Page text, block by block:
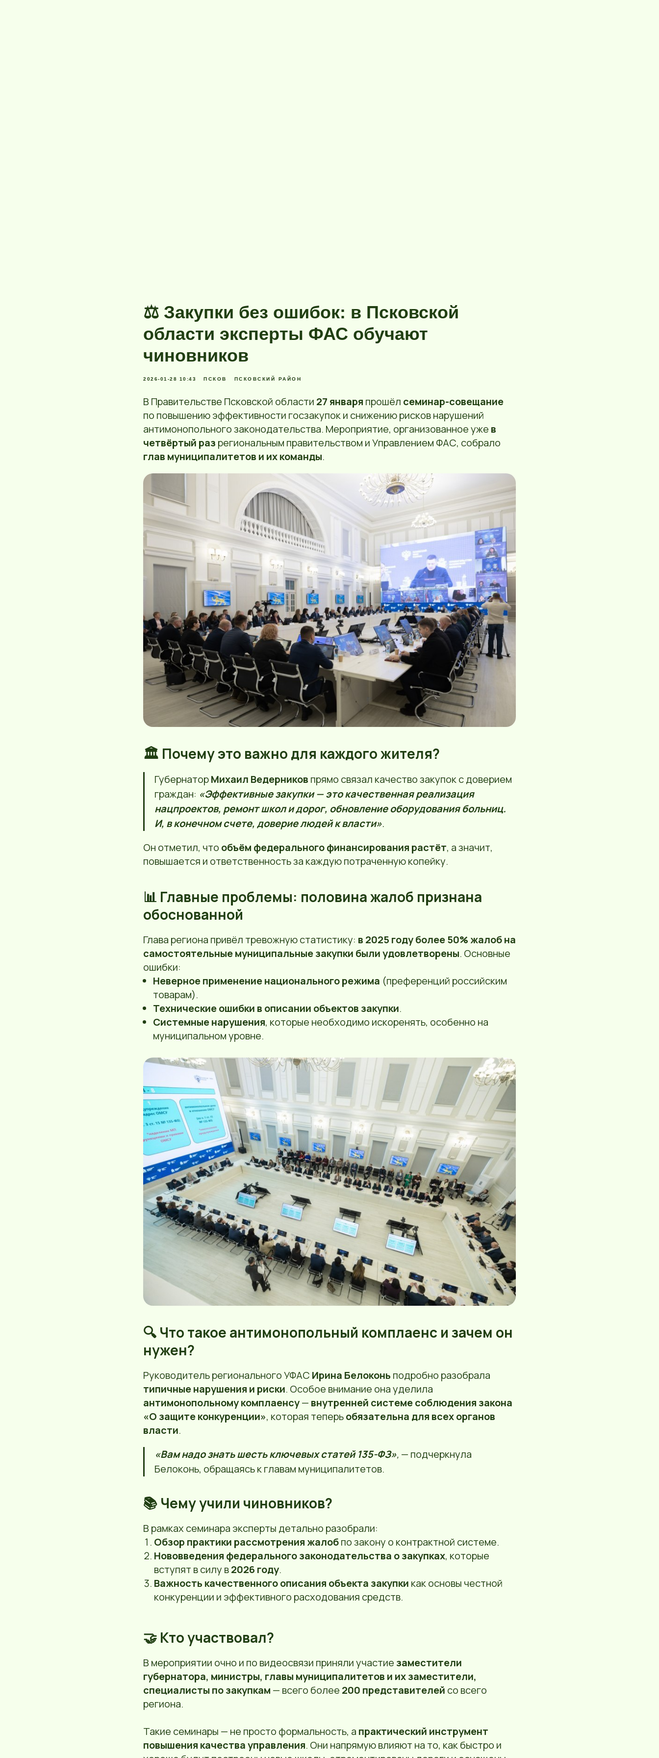
⚖️ Закупки без ошибок: в Псковской
области эксперты ФАС обучают
чиновников
2026-01-28 10:43 ПСКОВ ПСКОВСКИЙ РАЙОН
В Правительстве Псковской области 27 января прошёл семинар-совещание
по повышению эффективности госзакупок и снижению рисков нарушений
антимонопольного законодательства. Мероприятие, организованное уже в
четвёртый раз региональным правительством и Управлением ФАС, собрало
глав муниципалитетов и их команды.
🏛️ Почему это важно для каждого жителя?
ГубернаторМихаил Ведерников прямо связал качество закупок с доверием
граждан: «Эффективные закупки — это качественная реализация
нацпроектов, ремонт школ и дорог, обновление оборудования больниц.
И, в конечном счете, доверие людей к власти».
Он отметил, что объём федерального финансирования растёт, а значит,
повышается и ответственность за каждую потраченную копейку.
📊 Главные проблемы: половина жалоб признана
обоснованной
Глава региона привёл тревожную статистику: в 2025 году более 50% жалоб на
самостоятельные муниципальные закупки были удовлетворены. Основные
ошибки:
Неверное применение национального режима (преференций российским
товарам).
Технические ошибки в описании объектов закупки.
Системные нарушения, которые необходимо искоренять, особенно на
муниципальном уровне.
🔍 Что такое антимонопольный комплаенс и зачем он
нужен?
Руководитель регионального УФАС Ирина Белоконь подробно разобрала
типичные нарушения и риски. Особое внимание она уделила
антимонопольному комплаенсу— внутренней системе соблюдения закона
«О защите конкуренции», которая теперьобязательна для всех органов
власти.
«Вам надо знать шесть ключевых статей 135-ФЗ», — подчеркнула
Белоконь, обращаясь к главам муниципалитетов.
📚 Чему учили чиновников?
В рамках семинара эксперты детально разобрали:
Обзор практики рассмотрения жалобпо закону о контрактной системе.
Нововведения федерального законодательства о закупках, которые
вступят в силу в2026 году.
Важность качественного описания объекта закупки как основы честной
конкуренции и эффективного расходования средств.
🤝 Кто участвовал?
В мероприятии очно и по видеосвязи приняли участиезаместители
губернатора, министры, главы муниципалитетов и их заместители,
специалисты по закупкам — всего более 200 представителей со всего
региона.
Такие семинары — не просто формальность, а практический инструмент
повышения качества управления. Они напрямую влияют на то, как быстро и